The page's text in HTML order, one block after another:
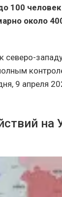
100
около
северо-
9 апреля
на